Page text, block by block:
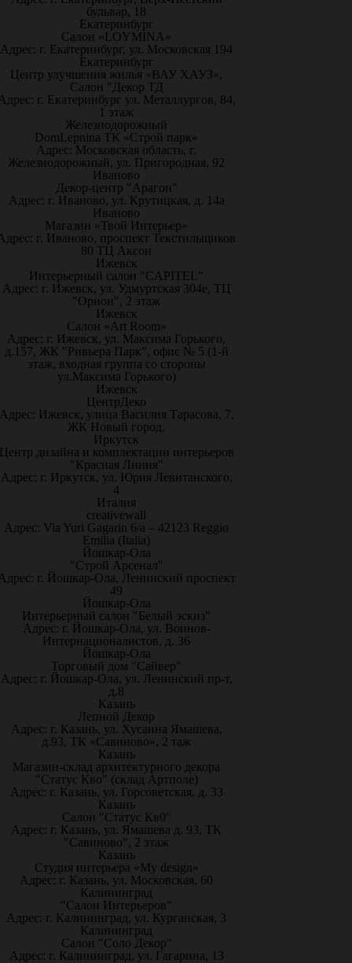
бульвар, 18
Екатеринбург
Салон «LOYMINA»
Адрес: г. Екатеринбург, ул. Московская 194
Екатеринбург
Центр улучшения жилья «ВАУ ХАУЗ»,
Салон "Декор ТД
г. Екатеринбург ул. Металлургов, 84,
1 этаж
Железнодорожный
DomLepnina ТК «Строй парк»
Адрес: Московская область, г.
Железнодорожный, ул. Пригородная, 92
Иваново
Декор-центр "Арагон"
Адрес: г. Иваново, ул. Крутицкая, д. 14а
Иваново
Магазин «Твой Интерьер»
г. Иваново, проспект Текстильщиков
80 ТЦ Аксон
Ижевск
Интерьерный салон "CAPITEL"
Адрес: г. Ижевск, ул. Удмуртская 304е, ТЦ
"Орион", 2 этаж
Ижевск
Салон «Art Room»
Адрес: г. Ижевск, ул. Максима Горького,
д.157, ЖК "Ривьера Парк", офис № 5 (1-й
этаж, входная группа со стороны
ул.Максима Горького)
Ижевск
ЦентрДеко
Ижевск, улица Василия Тарасова, 7,
ЖК Новый город.
Иркутск
дизайна и комплектации интерьеров
"Красная Линия"
Адрес: г. Иркутск, ул. Юрия Левитанского,
4
Италия
creativewall
Адрес: Via Yuri Gagarin 6/a – 42123 Reggio
Emilia (Italia)
Йошкар-Ола
"Строй Арсенал"
г. Йошкар-Ола, Ленинский проспект
49
Йошкар-Ола
Интерьерный салон "Белый эскиз"
Адрес: г. Йошкар-Ола, ул. Воинов-
Интернационалистов, д. 36
Йошкар-Ола
Торговый дом "Сайвер"
Адрес: г. Йошкар-Ола, ул. Ленинский пр-т,
д.8
Казань
Лепной Декор
Адрес: г. Казань, ул. Хусаина Ямашева,
д.93, ТК «Савиново», 2 таж
Казань
Магазин-склад архитектурного декора
"Статус Кво" (склад Артполе)
Адрес: г. Казань, ул. Горсоветская, д. 33
Казань
Салон "Статус Кв0"
Адрес: г. Казань, ул. Ямашева д. 93, ТК
"Савиново", 2 этаж
Казань
Студия интерьера «My design»
Адрес: г. Казань, ул. Московская, 60
Калининград
"Салон Интерьеров"
Адрес: г. Калининград, ул. Курганская, 3
Калининград
Салон "Соло Декор"
Адрес: г. Калининград, ул. Гагарина, 13